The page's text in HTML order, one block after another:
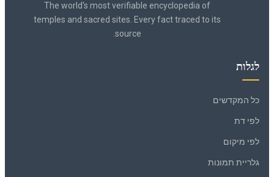
The world's most verifiable encyclopedia of
temples and sacred sites. Every fact traced to its
source.
לגלות
כל המקדשים
לפי דת
לפי מיקום
גלריית תמונות